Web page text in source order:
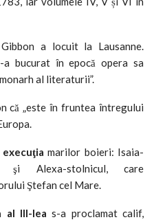
a locuit la Lausanne.
bucurat în epocă opera sa
al literaturii”.
că „este în fruntea întregului
execuţia marilor boieri: Isaia-
şi Alexa-stolnicul, care
Ştefan cel Mare.
al III-lea s-a proclamat calif,